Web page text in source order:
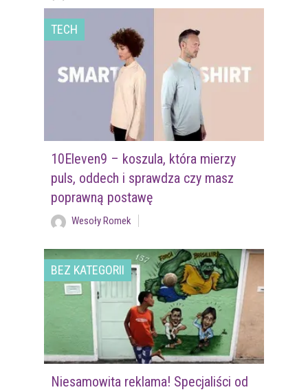
TECH
10Eleven9 – koszula, która mierzy
puls, oddech i sprawdza czy masz
poprawną postawę
Wesoły Romek
BEZ KATEGORII
Niesamowita reklama! Specjaliści od